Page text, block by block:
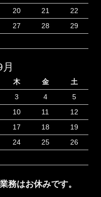
20 21
22
27 28
29
木 金
土
3 4
5
10 11
12
17 18
19
24 25
26
務はお休みです。